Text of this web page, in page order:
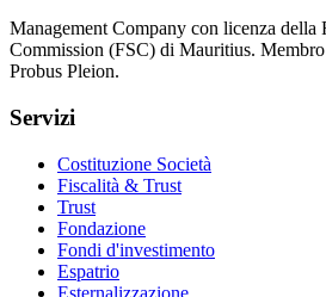
Management Company con licenza della
Commission (FSC) di Mauritius.
Probus Pleion.
Servizi
Costituzione Società
Fiscalità & Trust
Trust
Fondazione
Fondi d'investimento
Espatrio
Esternalizzazione